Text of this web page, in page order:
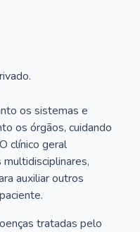
os sistemas e
os órgãos, cuidando
clínico geral
auxiliar outros
tratadas pelo